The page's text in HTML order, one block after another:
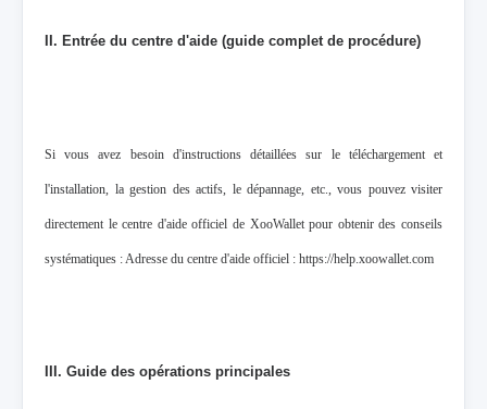
II. Entrée du centre d'aide (guide complet de procédure)
Si vous avez besoin d'instructions détaillées sur le téléchargement et
l'installation, la gestion des actifs, le dépannage, etc., vous pouvez visiter
directement le centre d'aide officiel de XooWallet pour obtenir des conseils
systématiques : Adresse du centre d'aide officiel : https://help.xoowallet.com
III. Guide des opérations principales